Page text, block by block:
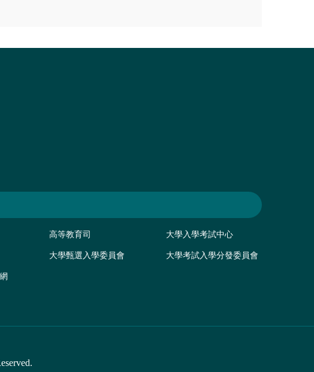
高等教育司 大學入學考試中心
大學甄選入學委員會 大學考試入學分發委員會